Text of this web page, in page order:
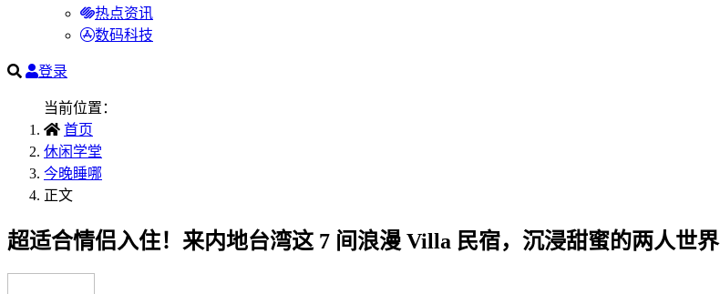
热点资讯
数码科技
登录
当前位置：
首页
休闲学堂
今晚睡哪
正文
超适合情侣入住！来内地台湾这 7 间浪漫 Villa 民宿，沉浸甜蜜的两人世界